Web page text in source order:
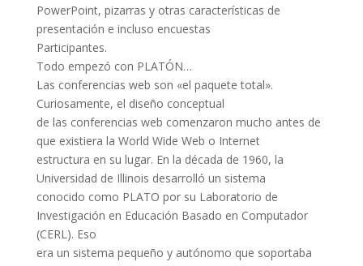
PowerPoint, pizarras y otras características de
presentación e incluso encuestas
Participantes.
Todo empezó con PLATÓN…
Las conferencias web son «el paquete total».
Curiosamente, el diseño conceptual
de las conferencias web comenzaron mucho antes de
que existiera la World Wide Web o Internet
estructura en su lugar. En la década de 1960, la
Universidad de Illinois desarrolló un sistema
conocido como PLATO por su Laboratorio de
Investigación en Educación Basado en Computador
(CERL). Eso
era un sistema pequeño y autónomo que soportaba